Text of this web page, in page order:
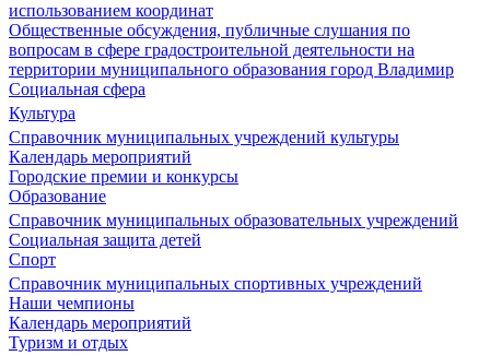
использованием координат
Общественные обсуждения, публичные слушания по
вопросам в сфере градостроительной деятельности на
территории муниципального образования город Владимир
Социальная сфера
Культура
Справочник муниципальных учреждений культуры
Календарь мероприятий
Городские премии и конкурсы
Образование
Справочник муниципальных образовательных учреждений
Социальная защита детей
Спорт
Справочник муниципальных спортивных учреждений
Наши чемпионы
Календарь мероприятий
Туризм и отдых